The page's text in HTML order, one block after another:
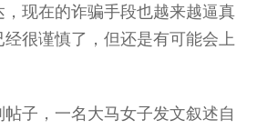
现在的诈骗手段也越来越逼真
很谨慎了，但还是有可能会上
子，一名大马女子发文叙述自